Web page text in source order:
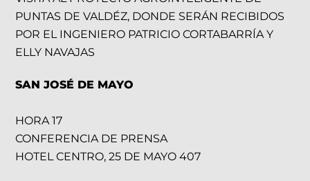
PUNTAS DE VALDÉZ, DONDE SERÁN RECIBIDOS
POR EL INGENIERO PATRICIO CORTABARRÍA Y
ELLY NAVAJAS
SAN JOSÉ DE MAYO
HORA 17
CONFERENCIA DE PRENSA
HOTEL CENTRO, 25 DE MAYO 407